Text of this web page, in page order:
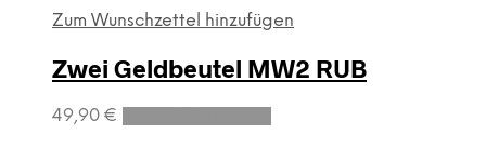
Zum Wunschzettel hinzufügen
Zwei Geldbeutel MW2 RUB
49,90 €